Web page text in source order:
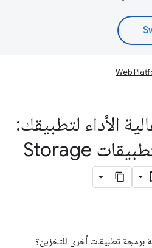
Web
الأداء لتطبيقك:
واجهة برمجة التطبيقات Storage
برمجة تطبيقات أخرى للتخزين؟